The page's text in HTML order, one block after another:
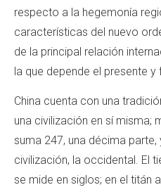
respecto a la hegemonía
características del nuevo
de la principal relación
la que depende el presente y
China cuenta con una
una civilización en sí misma;
suma 247, una décima
civilización, la occidental. El
se mide en siglos; en el titán